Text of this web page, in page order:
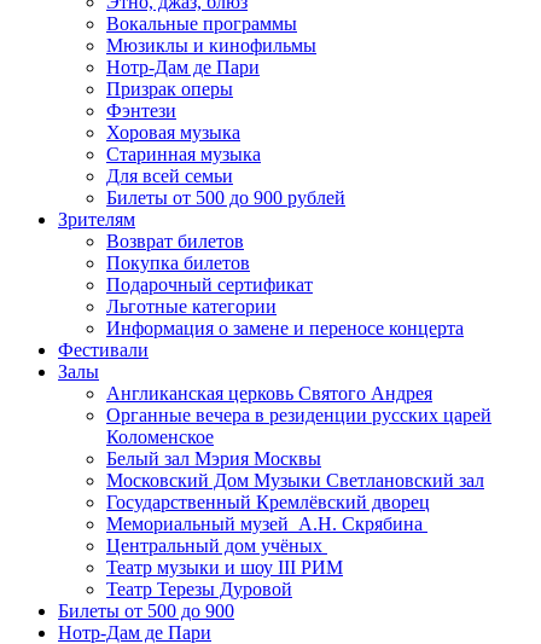
Вокальные программы
Мюзиклы и кинофильмы
Нотр-Дам де Пари
Призрак оперы
Фэнтези
Хоровая музыка
Старинная музыка
Для всей семьи
Билеты от 500 до 900 рублей
Зрителям
Возврат билетов
Покупка билетов
Подарочный сертификат
Льготные категории
Информация о замене и переносе концерта
Фестивали
Залы
Англиканская церковь Святого Андрея
Органные вечера в резиденции русских царей
Коломенское
Белый зал Мэрия Москвы
Московский Дом Музыки Светлановский зал
Государственный Кремлёвский дворец
Мемориальный музей А.Н. Скрябина
Центральный дом учёных
Театр музыки и шоу III РИМ
Театр Терезы Дуровой
Билеты от 500 до 900
Нотр-Дам де Пари